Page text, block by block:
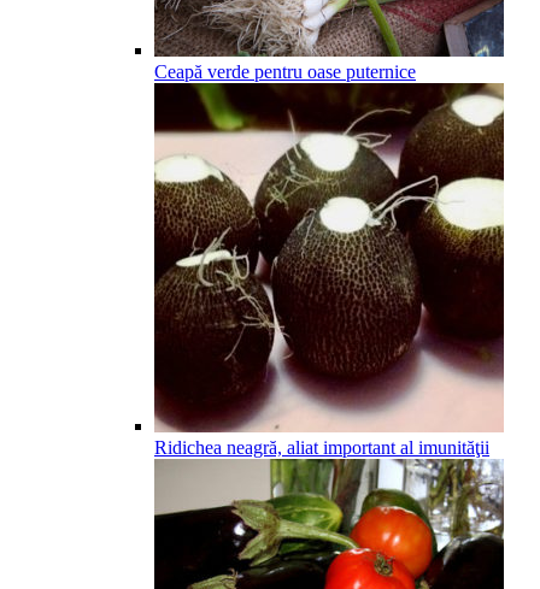
Ceapă verde pentru oase puternice
Ridichea neagră, aliat important al imunităţii